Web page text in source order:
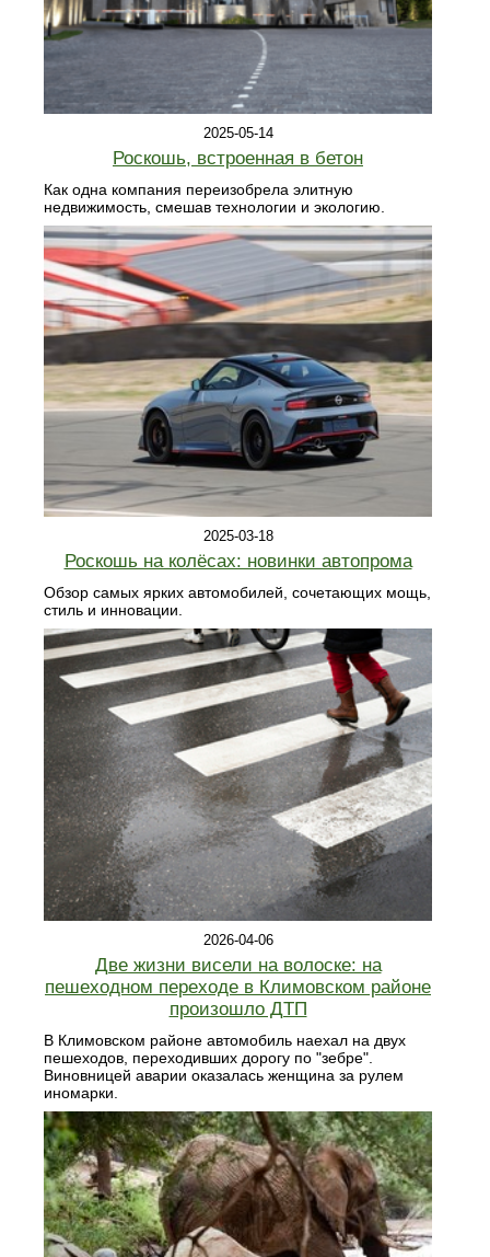
2025-05-14
Роскошь, встроенная в бетон
Как одна компания переизобрела элитную
недвижимость, смешав технологии и экологию.
2025-03-18
Роскошь на колёсах: новинки автопрома
Обзор самых ярких автомобилей, сочетающих мощь,
стиль и инновации.
2026-04-06
Две жизни висели на волоске: на
пешеходном переходе в Климовском районе
произошло ДТП
В Климовском районе автомобиль наехал на двух
пешеходов, переходивших дорогу по "зебре".
Виновницей аварии оказалась женщина за рулем
иномарки.